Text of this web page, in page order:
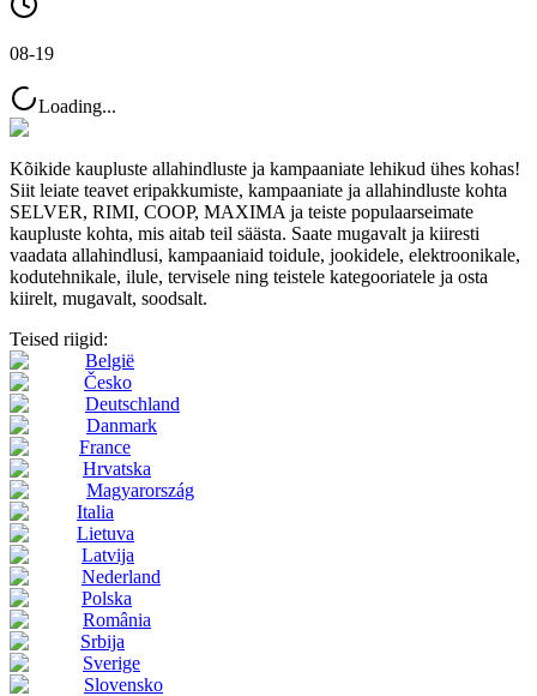
08-19
Loading...
Kõikide kaupluste allahindluste ja kampaaniate lehikud ühes kohas!
Siit leiate teavet eripakkumiste, kampaaniate ja allahindluste kohta
SELVER, RIMI, COOP, MAXIMA ja teiste populaarseimate
kaupluste kohta, mis aitab teil säästa. Saate mugavalt ja kiiresti
vaadata allahindlusi, kampaaniaid toidule, jookidele, elektroonikale,
kodutehnikale, ilule, tervisele ning teistele kategooriatele ja osta
kiirelt, mugavalt, soodsalt.
Teised riigid:
België
Česko
Deutschland
Danmark
France
Hrvatska
Magyarország
Italia
Lietuva
Latvija
Nederland
Polska
România
Srbija
Sverige
Slovensko